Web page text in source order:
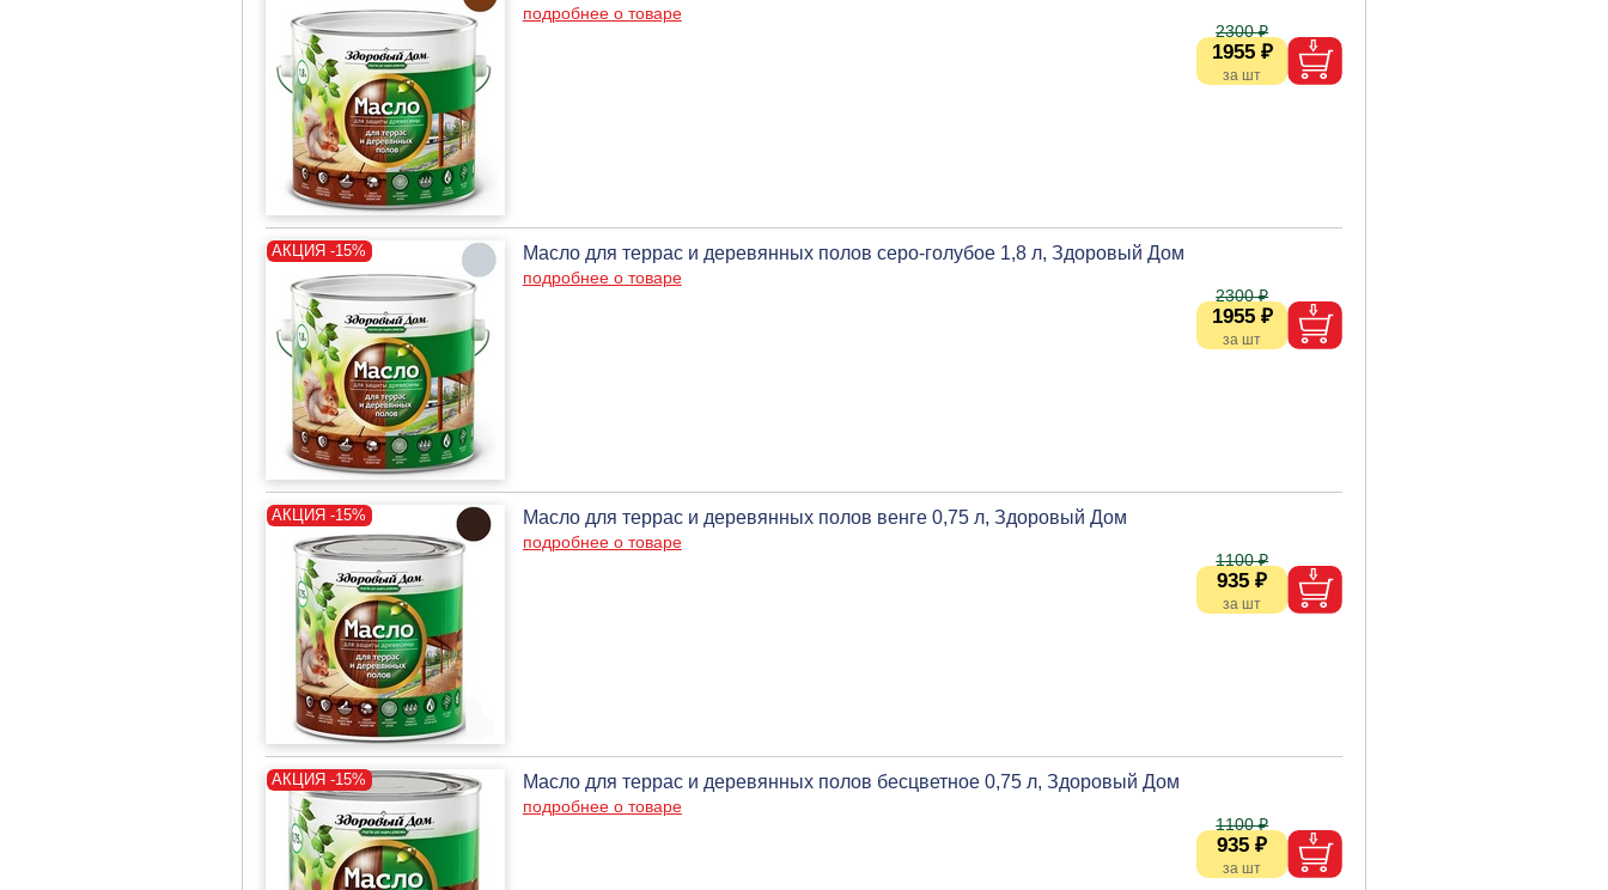
подробнее о товаре
1955 ₽
2300 ₽
Масло для террас и деревянных полов серо-голубое 1,8 л, Здоровый Дом
подробнее о товаре
1955 ₽
2300 ₽
Масло для террас и деревянных полов венге 0,75 л, Здоровый Дом
подробнее о товаре
935 ₽
1100 ₽
Масло для террас и деревянных полов бесцветное 0,75 л, Здоровый Дом
подробнее о товаре
935 ₽
1100 ₽